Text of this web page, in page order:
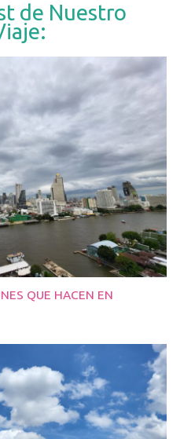
de Nuestro
QUE HACEN EN